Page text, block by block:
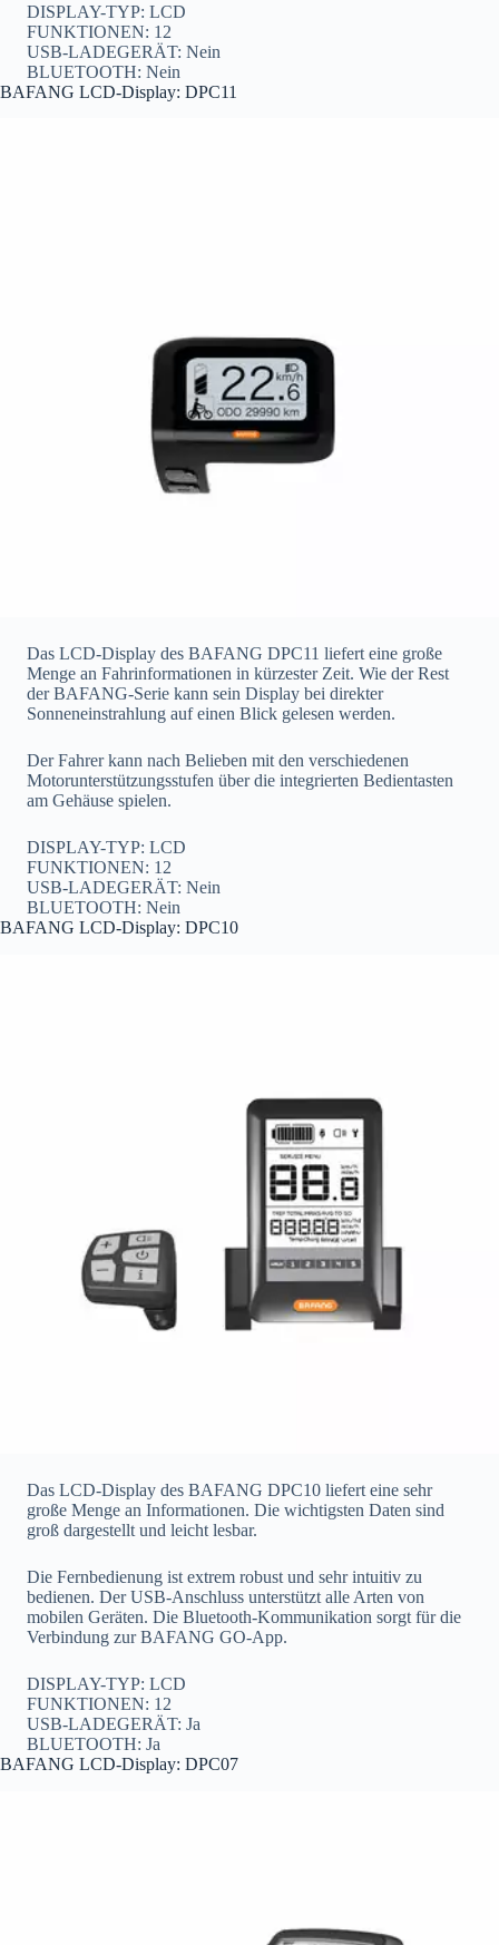
DISPLAY-TYP: LCD
FUNKTIONEN: 12
USB-LADEGERÄT: Nein
BLUETOOTH: Nein
BAFANG LCD-Display: DPC11
Das LCD-Display des BAFANG DPC11 liefert eine große
Menge an Fahrinformationen in kürzester Zeit. Wie der Rest
der BAFANG-Serie kann sein Display bei direkter
Sonneneinstrahlung auf einen Blick gelesen werden.
Der Fahrer kann nach Belieben mit den verschiedenen
Motorunterstützungsstufen über die integrierten Bedientasten
am Gehäuse spielen.
DISPLAY-TYP: LCD
FUNKTIONEN: 12
USB-LADEGERÄT: Nein
BLUETOOTH: Nein
BAFANG LCD-Display: DPC10
Das LCD-Display des BAFANG DPC10 liefert eine sehr
große Menge an Informationen. Die wichtigsten Daten sind
groß dargestellt und leicht lesbar.
Die Fernbedienung ist extrem robust und sehr intuitiv zu
bedienen. Der USB-Anschluss unterstützt alle Arten von
mobilen Geräten. Die Bluetooth-Kommunikation sorgt für die
Verbindung zur BAFANG GO-App.
DISPLAY-TYP: LCD
FUNKTIONEN: 12
USB-LADEGERÄT: Ja
BLUETOOTH: Ja
BAFANG LCD-Display: DPC07